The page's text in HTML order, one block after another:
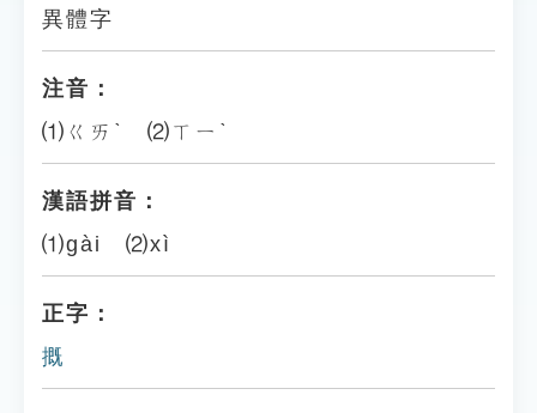
異體字
注音：
⑴ㄍㄞˋ ⑵ㄒㄧˋ
漢語拼音：
⑴gài ⑵xì
正字：
摡